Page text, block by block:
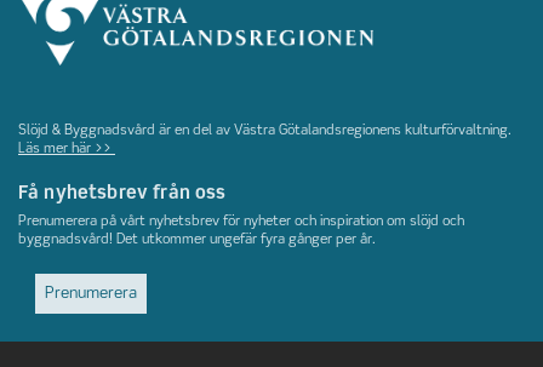
Slöjd & Byggnadsvård är en del av Västra Götalandsregionens kulturförvaltning.
Läs mer här >>
Få nyhetsbrev från oss
Prenumerera på vårt nyhetsbrev för nyheter och inspiration om slöjd och
byggnadsvård! Det utkommer ungefär fyra gånger per år.
Prenumerera